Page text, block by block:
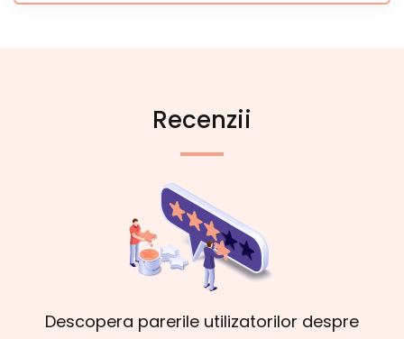
Recenzii
Descopera parerile utilizatorilor despre